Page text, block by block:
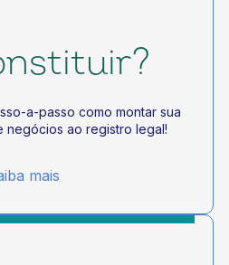
a-passo como montar sua
ao registro legal!
mais